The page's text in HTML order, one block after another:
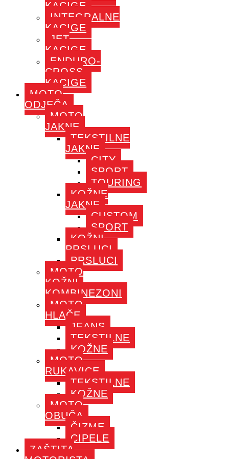
KACIGE
INTEGRALNE
KACIGE
JET
KACIGE
ENDURO-
CROSS
KACIGE
MOTO
ODJEČA
MOTO
JAKNE
TEKSTILNE
JAKNE
CITY
SPORT
TOURING
KOŽNE
JAKNE
CUSTOM
SPORT
KOŽNI
PRSLUCI
PRSLUCI
MOTO
KOŽNI
KOMBINEZONI
MOTO
HLAČE
JEANS
TEKSTILNE
KOŽNE
MOTO
RUKAVICE
TEKSTILNE
KOŽNE
MOTO
OBUČA
ČIZME
CIPELE
ZAŠTITA